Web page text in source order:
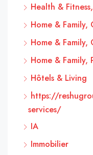
Health &
Home & Family,
Home & Family,
Home & Family,
Hôtels & Living
https://
services/
IA
Immobilier